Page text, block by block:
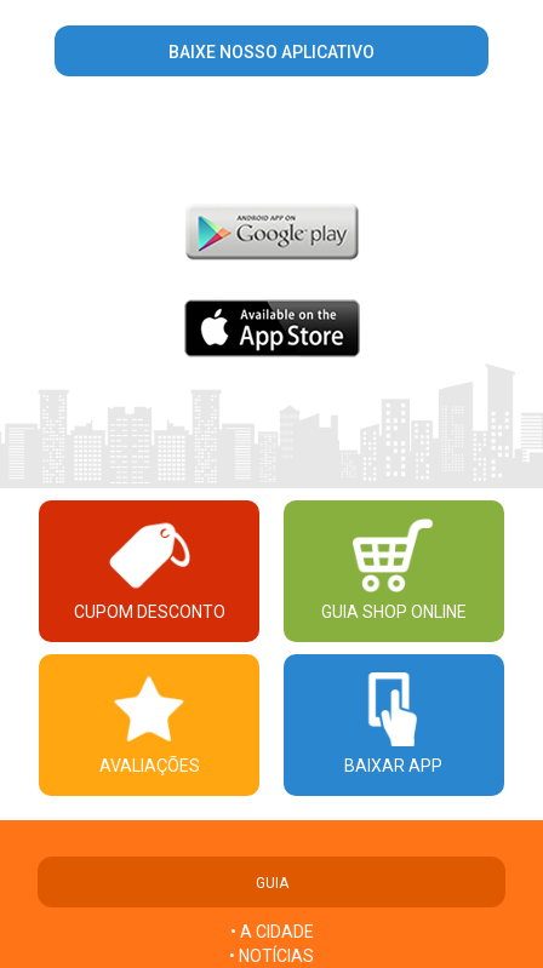
BAIXE NOSSO APLICATIVO
CUPOM DESCONTO GUIA SHOP ONLINE
AVALIAÇÕES BAIXAR APP
GUIA
• A CIDADE
• NOTÍCIAS